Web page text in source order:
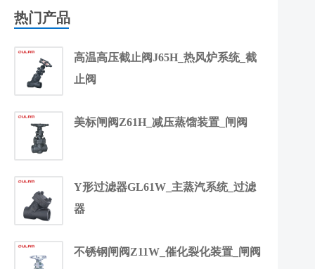
热门产品
高温高压截止阀J65H_热风炉系统_截
止阀
美标闸阀Z61H_减压蒸馏装置_闸阀
Y形过滤器GL61W_主蒸汽系统_过滤
器
不锈钢闸阀Z11W_催化裂化装置_闸阀